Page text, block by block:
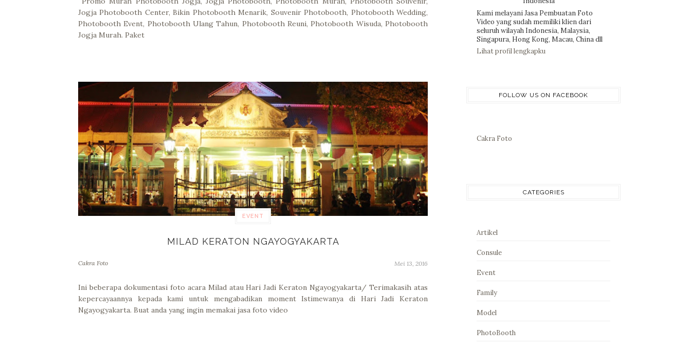
Jogja Photobooth Center, Bikin Photobooth Menarik, Souvenir Photobooth, Photobooth Wedding,
Photobooth Event, Photobooth Ulang Tahun, Photobooth Reuni, Photobooth Wisuda, Photobooth
Jogja Murah. Paket
EVENT
MILAD KERATON NGAYOGYAKARTA
Cakra Foto Mei 13, 2016
Ini beberapa dokumentasi foto acara Milad atau Hari Jadi Keraton Ngayogyakarta/ Terimakasih atas
kepercayaannya kepada kami untuk mengabadikan moment Istimewanya di Hari Jadi Keraton
Ngayogyakarta. Buat anda yang ingin memakai jasa foto video
Kami melayani Jasa Pembuatan Foto
Video yang sudah memiliki klien dari
seluruh wilayah Indonesia, Malaysia,
Singapura, Hong Kong, Macau, China dll
Lihat profil lengkapku
FOLLOW US ON FACEBOOK
Cakra Foto
CATEGORIES
Artikel
Consule
Event
Family
Model
PhotoBooth